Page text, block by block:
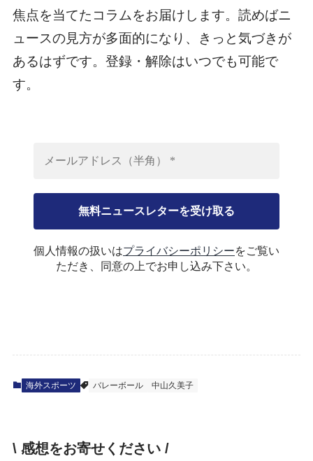
焦点を当てたコラムをお届けします。読めばニ
ュースの見方が多面的になり、きっと気づきが
あるはずです。登録・解除はいつでも可能で
す。
個人情報の扱いはプライバシーポリシーをご覧い
ただき、同意の上でお申し込み下さい。
海外スポーツ バレーボール 中山久美子
\ 感想をお寄せください /